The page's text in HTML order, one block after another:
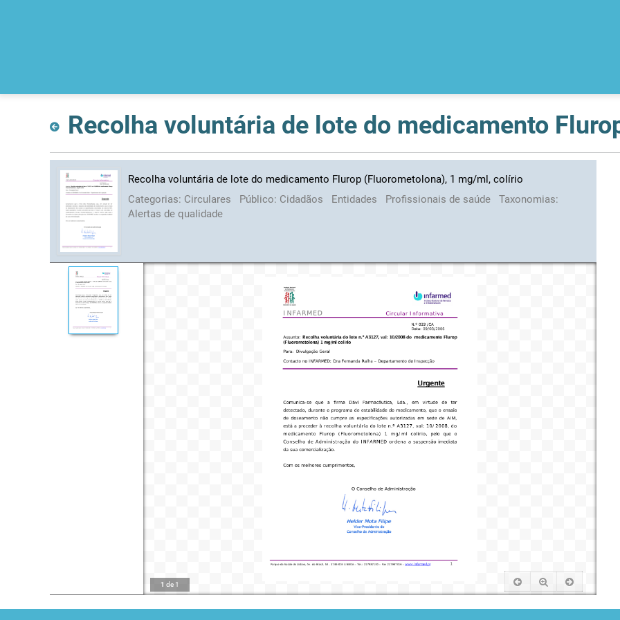
Recolha voluntária de lote do medicamento Flurop (Fluorometolona), 1 mg/ml, colírio
Categorias: Circulares Público: Cidadãos Entidades Profissionais de saúde
Taxonomias:
Alertas de qualidade
1 de 1